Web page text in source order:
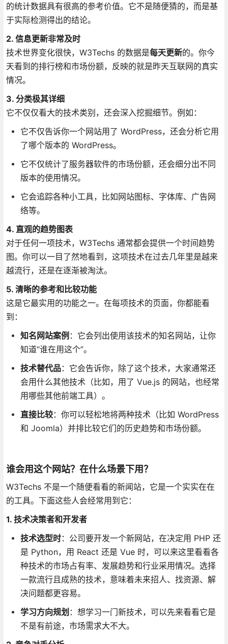
的统计数据具有很高的参考价值。它不是随便猜的，而是基
于实际检测得出的结论。
2. 信息更新非常及时
技术世界变化很快，W3Techs 的数据是每天更新的。你今
天看到的排行榜和市场份额，反映的就是昨天互联网的真实
情况。
3. 分类极其详细
它不仅仅看大的技术类别，还会深入挖掘细节。例如：
它不仅告诉你一个网站用了 WordPress，还会分析它用
了哪个版本的 WordPress。
它不仅统计了服务器软件的市场份额，还会细分出不同
版本的使用情况。
它会追踪各种小工具，比如网站图标、字体库、广告网
络等。
4. 直观的趋势图表
对于任何一项技术，W3Techs 通常都会提供一个时间趋势
图。你可以一目了然地看到，这项技术在过去几年里是越来
越流行，还是在逐渐被淘汰。
5. 清晰的参考和比较功能
这是它最实用的功能之一。在每项技术的页面，你都能看
到：
知名网站案例 ：它会列出使用该技术的知名网站，让你
知道“谁在用这个”。
技术替代品：它会告诉你，除了这个技术，大家通常还
会用什么其他技术（比如，用了 Vue.js 的网站，也经常
用哪些其他前端工具）。
直接比较：你可以轻松地将两种技术（比如 WordPress
和 Joomla）并排比较它们的历史趋势和市场份额。
谁会用这个网站？在什么场景下用？
W3Techs 不是一个随便看看的新闻站，它是一个实实在在
的工具。下面这些人会经常用到它：
1. 技术决策者和开发者
技术选型时：公司要开发一个新网站，在决定用 PHP 还
是 Python，用 React 还是 Vue 时，可以来这里看看各
种技术的市场占有率、发展趋势和行业采用情况。选择
一款流行且成熟的技术，意味着未来招人、找资源、解
决问题都更容易。
学习方向规划 ：想学习一门新技术，可以先来看看它是
不是有前途，市场需求大不大。